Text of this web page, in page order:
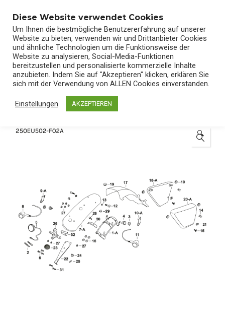
Start/Shop/Ersatzteile
🔍
Diese Website verwendet Cookies
Um Ihnen die bestmögliche Benutzererfahrung auf unserer
Website zu bieten, verwenden wir und Drittanbieter Cookies
und ähnliche Technologien um die Funktionsweise der
Website zu analysieren, Social-Media-Funktionen
bereitzustellen und personalisierte kommerzielle Inhalte
anzubieten. Indem Sie auf "Akzeptieren" klicken, erklären Sie
sich mit der Verwendung von ALLEN Cookies einverstanden.
Einstellungen AKZEPTIEREN